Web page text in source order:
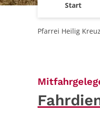
Start
Pfarrei Heilig